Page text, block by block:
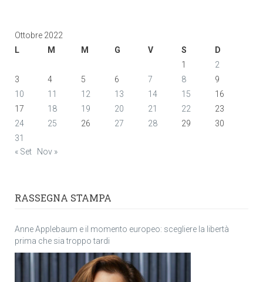
Ottobre 2022
L
M M G V S
D
1
2
3
4 5 6 7 8
9
10
11 12 13 14 15
16
17
18 19 20 21 22
23
24
25 26 27 28 29
30
31
« Set
Nov »
RASSEGNA STAMPA
Anne Applebaum e il momento europeo: scegliere la libertà
prima che sia troppo tardi